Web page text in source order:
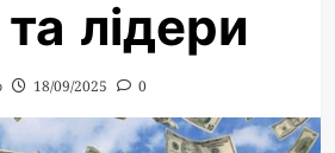
лідери
18/09/2025 0